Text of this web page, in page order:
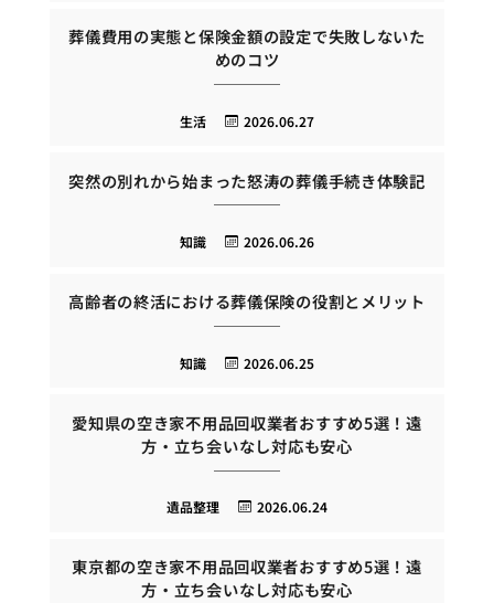
葬儀費用の実態と保険金額の設定で失敗しないた
めのコツ
2026.06.27
生活
突然の別れから始まった怒涛の葬儀手続き体験記
2026.06.26
知識
高齢者の終活における葬儀保険の役割とメリット
2026.06.25
知識
愛知県の空き家不用品回収業者おすすめ5選！遠
方・立ち会いなし対応も安心
2026.06.24
遺品整理
東京都の空き家不用品回収業者おすすめ5選！遠
方・立ち会いなし対応も安心